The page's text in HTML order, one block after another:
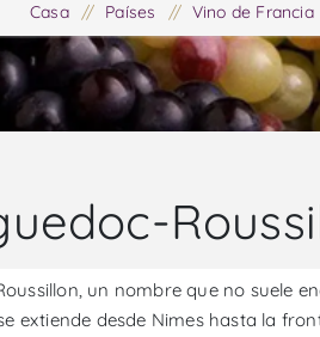
Casa / Países / Vino de Francia
un nombre que no suele
extiende desde Nimes hasta la